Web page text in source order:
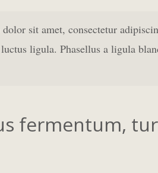
sit amet, consectetur
ligula. Phasellus a ligula
fermentum,